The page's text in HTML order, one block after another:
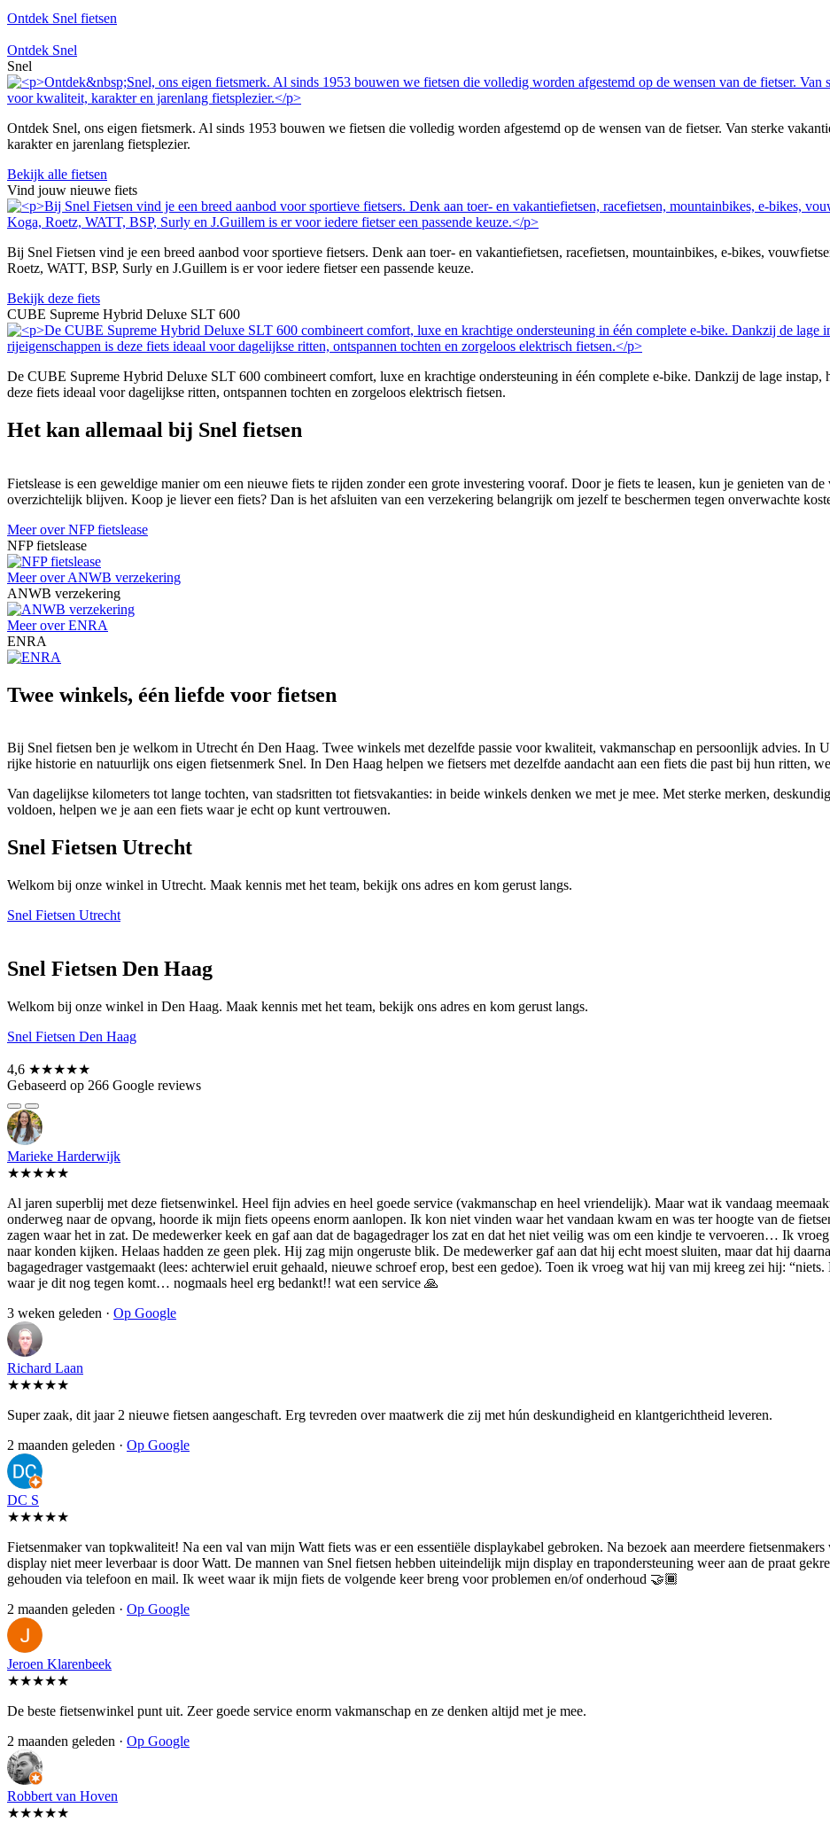
Ontdek Snel fietsen
Ontdek Snel
Snel
Ontdek Snel, ons eigen fietsmerk. Al sinds 1953 bouwen we fietsen die volledig worden afgestemd op de wensen van de fietser. Van sterke
karakter en jarenlang fietsplezier.
Bekijk alle fietsen
Vind jouw nieuwe fiets
Bij Snel Fietsen vind je een breed aanbod voor sportieve fietsers. Denk aan toer- en vakantiefietsen, racefietsen, mountainbikes, e-bikes,
Roetz, WATT, BSP, Surly en J.Guillem is er voor iedere fietser een passende keuze.
Bekijk deze fiets
CUBE Supreme Hybrid Deluxe SLT 600
De CUBE Supreme Hybrid Deluxe SLT 600 combineert comfort, luxe en krachtige ondersteuning in één complete e-bike. Dankzij de lage
deze fiets ideaal voor dagelijkse ritten, ontspannen tochten en zorgeloos elektrisch fietsen.
Het kan allemaal bij Snel fietsen
Fietslease is een geweldige manier om een nieuwe fiets te rijden zonder een grote investering vooraf. Door je fiets te leasen, kun je genieten van
overzichtelijk blijven. Koop je liever een fiets? Dan is het afsluiten van een verzekering belangrijk om jezelf te beschermen tegen onverwachte
Meer over NFP fietslease
NFP fietslease
Meer over ANWB verzekering
ANWB verzekering
Meer over ENRA
ENRA
Twee winkels, één liefde voor fietsen
Bij Snel fietsen ben je welkom in Utrecht én Den Haag. Twee winkels met dezelfde passie voor kwaliteit, vakmanschap en persoonlijk advies. In
rijke historie en natuurlijk ons eigen fietsenmerk Snel. In Den Haag helpen we fietsers met dezelfde aandacht aan een fiets die past bij hun ritten,
Van dagelijkse kilometers tot lange tochten, van stadsritten tot fietsvakanties: in beide winkels denken we met je mee. Met sterke merken,
voldoen, helpen we je aan een fiets waar je echt op kunt vertrouwen.
Snel Fietsen Utrecht
Welkom bij onze winkel in Utrecht. Maak kennis met het team, bekijk ons adres en kom gerust langs.
Snel Fietsen Utrecht
Snel Fietsen Den Haag
Welkom bij onze winkel in Den Haag. Maak kennis met het team, bekijk ons adres en kom gerust langs.
Snel Fietsen Den Haag
4,6 ★★★★★
Gebaseerd op 266 Google reviews
Marieke Harderwijk
★★★★★
Al jaren superblij met deze fietsenwinkel. Heel fijn advies en heel goede service (vakmanschap en heel vriendelijk). Maar wat ik vandaag
onderweg naar de opvang, hoorde ik mijn fiets opeens enorm aanlopen. Ik kon niet vinden waar het vandaan kwam en was ter hoogte van de
zagen waar het in zat. De medewerker keek en gaf aan dat de bagagedrager los zat en dat het niet veilig was om een kindje te vervoeren… Ik
naar konden kijken. Helaas hadden ze geen plek. Hij zag mijn ongeruste blik. De medewerker gaf aan dat hij echt moest sluiten, maar dat hij
bagagedrager vastgemaakt (lees: achterwiel eruit gehaald, nieuwe schroef erop, best een gedoe). Toen ik vroeg wat hij van mij kreeg zei hij:
waar je dit nog tegen komt… nogmaals heel erg bedankt!! wat een service 🙏
3 weken geleden · Op Google
Richard Laan
★★★★★
Super zaak, dit jaar 2 nieuwe fietsen aangeschaft. Erg tevreden over maatwerk die zij met hún deskundigheid en klantgerichtheid leveren.
2 maanden geleden · Op Google
DC S
★★★★★
Fietsenmaker van topkwaliteit! Na een val van mijn Watt fiets was er een essentiële displaykabel gebroken. Na bezoek aan meerdere
display niet meer leverbaar is door Watt. De mannen van Snel fietsen hebben uiteindelijk mijn display en trapondersteuning weer aan de praat
gehouden via telefoon en mail. Ik weet waar ik mijn fiets de volgende keer breng voor problemen en/of onderhoud 🤝🏾
2 maanden geleden · Op Google
Jeroen Klarenbeek
★★★★★
De beste fietsenwinkel punt uit. Zeer goede service enorm vakmanschap en ze denken altijd met je mee.
2 maanden geleden · Op Google
Robbert van Hoven
★★★★★